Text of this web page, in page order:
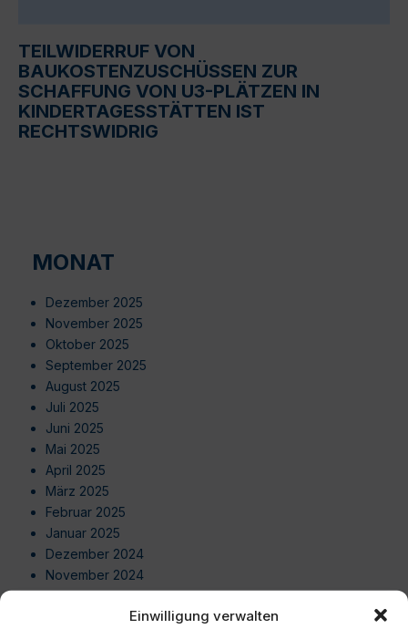
Einwilligung verwalten
TEILWIDERRUF VON
BAUKOSTENZUSCHÜSSEN ZUR
SCHAFFUNG VON U3-PLÄTZEN IN
KINDERTAGESSTÄTTEN IST
RECHTSWIDRIG
MONAT
Dezember 2025
November 2025
Oktober 2025
September 2025
August 2025
Juli 2025
Juni 2025
Mai 2025
April 2025
März 2025
Februar 2025
Januar 2025
Dezember 2024
November 2024
Oktober 2024
September 2024